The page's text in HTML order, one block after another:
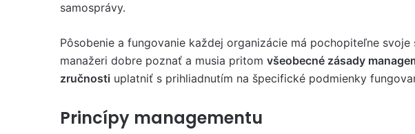
samosprávy.
Pôsobenie a fungovanie každej organizácie má pochopiteľne
manažeri dobre poznať a musia pritom všeobecné zásady
zručnosti uplatniť s prihliadnutím na špecifické podmienky
Princípy managementu